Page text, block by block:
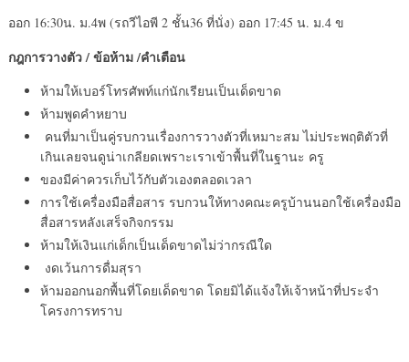
ออก 16:30น. ม.4พ (รถวีไอพี 2 ชั้น36 ที่นั่ง) ออก 17:45 น. ม.4 ข
กฎการวางตัว / ข้อห้าม /คำเตือน
ห้ามให้เบอร์โทรศัพท์แก่นักเรียนเป็นเด็ดขาด
ห้ามพูดคำหยาบ
คนที่มาเป็นคู่รบกวนเรื่องการวางตัวที่เหมาะสม ไม่ประพฤติตัวที่
เกินเลยจนดูน่าเกลียดเพราะเราเข้าพื้นที่ในฐานะ ครู
ของมีค่าควรเก็บไว้กับตัวเองตลอดเวลา
การใช้เครื่องมือสื่อสาร รบกวนให้ทางคณะครูบ้านนอกใช้เครื่องมือ
สื่อสารหลังเสร็จกิจกรรม
ห้ามให้เงินแก่เด็กเป็นเด็ดขาดไม่ว่ากรณีใด
งดเว้นการดื่มสุรา
ห้ามออกนอกพื้นที่โดยเด็ดขาด โดยมิได้แจ้งให้เจ้าหน้าที่ประจำ
โครงการทราบ